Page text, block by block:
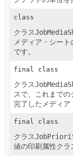
class
クラス
メディア・シー
です。
final class
クラス
スで、これまで
完了したメディア
final class
クラス
値の印刷属性クラ